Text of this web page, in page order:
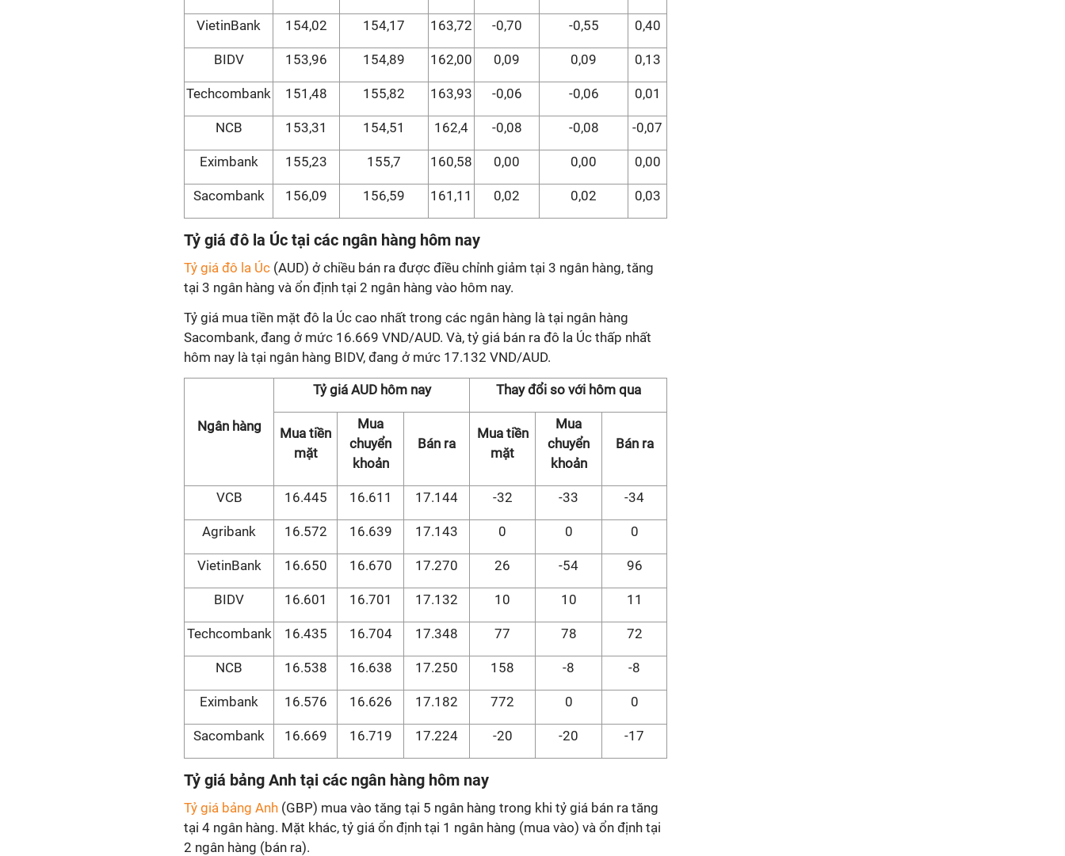
VietinBank 154,02 154,17 163,72 -0,70 -0,55 0,40
BIDV 153,96 154,89 162,00 0,09 0,09 0,13
Techcombank 151,48 155,82 163,93 -0,06 -0,06 0,01
NCB 153,31 154,51 162,4 -0,08 -0,08 -0,07
Eximbank 155,23 155,7 160,58 0,00 0,00 0,00
Sacombank 156,09 156,59 161,11 0,02 0,02 0,03
Tỷ giá đô la Úc tại các ngân hàng hôm nay
Tỷ giá đô la Úc (AUD) ở chiều bán ra được điều chỉnh giảm tại 3 ngân hàng, tăng
tại 3 ngân hàng và ổn định tại 2 ngân hàng vào hôm nay.
Tỷ giá mua tiền mặt đô la Úc cao nhất trong các ngân hàng là tại ngân hàng
Sacombank, đang ở mức 16.669 VND/AUD. Và, tỷ giá bán ra đô la Úc thấp nhất
hôm nay là tại ngân hàng BIDV, đang ở mức 17.132 VND/AUD.
Ngân hàng
Tỷ giá AUD hôm nay Thay đổi so với hôm qua
Mua tiền
mặt
Mua
chuyển
khoản
Bán ra
Mua tiền
mặt
Mua
chuyển
khoản
Bán ra
VCB 16.445 16.611 17.144 -32 -33 -34
Agribank 16.572 16.639 17.143 0 0 0
VietinBank 16.650 16.670 17.270 26 -54 96
BIDV 16.601 16.701 17.132 10 10 11
Techcombank 16.435 16.704 17.348 77 78 72
NCB 16.538 16.638 17.250 158 -8 -8
Eximbank 16.576 16.626 17.182 772 0 0
Sacombank 16.669 16.719 17.224 -20 -20 -17
Tỷ giá bảng Anh tại các ngân hàng hôm nay
Tỷ giá bảng Anh (GBP) mua vào tăng tại 5 ngân hàng trong khi tỷ giá bán ra tăng
tại 4 ngân hàng. Mặt khác, tỷ giá ổn định tại 1 ngân hàng (mua vào) và ổn định tại
2 ngân hàng (bán ra).